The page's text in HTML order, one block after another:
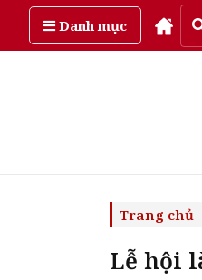
Danh mụcThứ sáu, ngày
Trang chủ
Lễ hội